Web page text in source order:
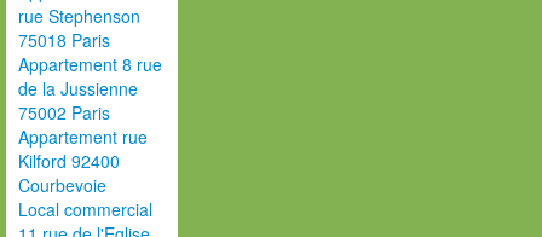
rue Stephenson
75018 Paris
Appartement 8 rue
de la Jussienne
75002 Paris
Appartement rue
Kilford 92400
Courbevoie
Local commercial